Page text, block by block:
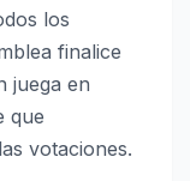
los
finalice
juega en
que
votaciones.